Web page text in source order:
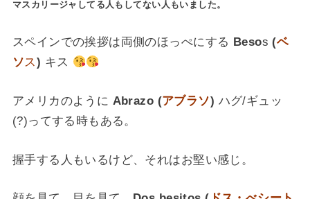
マスカリージャしてる人もしてない人もいました。
スペインでの挨拶は両側のほっぺにする Besos (ベ
ソス) キス
アメリカのように Abrazo (アブラソ) ハグ/ギュッ
(?)ってする時もある。
握手する人もいるけど、それはお堅い感じ。